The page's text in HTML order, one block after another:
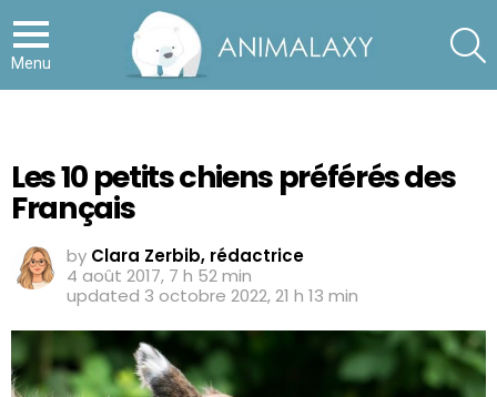
Menu
Les 10 petits chiens préférés des
Français
by Clara Zerbib, rédactrice
4 août 2017, 7 h 52 min
updated 3 octobre 2022, 21 h 13 min